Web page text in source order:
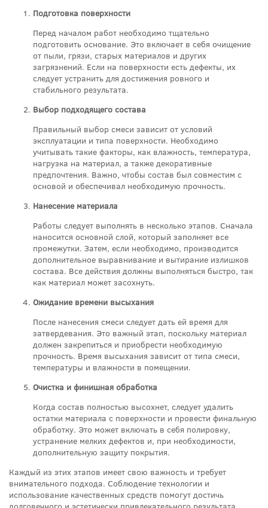
Подготовка поверхности
Перед началом работ необходимо тщательно
подготовить основание. Это включает в себя очищение
от пыли, грязи, старых материалов и других
загрязнений. Если на поверхности есть дефекты, их
следует устранить для достижения ровного и
стабильного результата.
Выбор подходящего состава
Правильный выбор смеси зависит от условий
эксплуатации и типа поверхности. Необходимо
учитывать такие факторы, как влажность, температура,
нагрузка на материал, а также декоративные
предпочтения. Важно, чтобы состав был совместим с
основой и обеспечивал необходимую прочность.
Нанесение материала
Работы следует выполнять в несколько этапов. Сначала
наносится основной слой, который заполняет все
промежутки. Затем, если необходимо, производится
дополнительное выравнивание и вытирание излишков
состава. Все действия должны выполняться быстро, так
как материал может засохнуть.
Ожидание времени высыхания
После нанесения смеси следует дать ей время для
затвердевания. Это важный этап, поскольку материал
должен закрепиться и приобрести необходимую
прочность. Время высыхания зависит от типа смеси,
температуры и влажности в помещении.
Очистка и финишная обработка
Когда состав полностью высохнет, следует удалить
остатки материала с поверхности и провести финальную
обработку. Это может включать в себя полировку,
устранение мелких дефектов и, при необходимости,
дополнительную защиту покрытия.
Каждый из этих этапов имеет свою важность и требует
внимательного подхода. Соблюдение технологии и
использование качественных средств помогут достичь